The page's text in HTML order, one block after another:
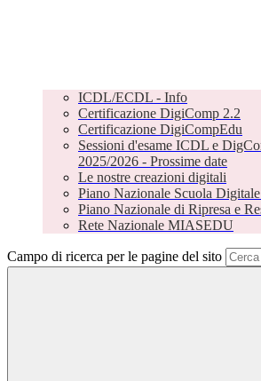
ICDL/ECDL - Info
Certificazione DigiComp 2.2
Certificazione DigiCompEdu
Sessioni d'esame ICDL e
2025/2026 - Prossime date
Le nostre creazioni digitali
Piano Nazionale Scuola
Piano Nazionale di Ripresa e
Rete Nazionale MIASEDU
Campo di ricerca per le pagine del sito